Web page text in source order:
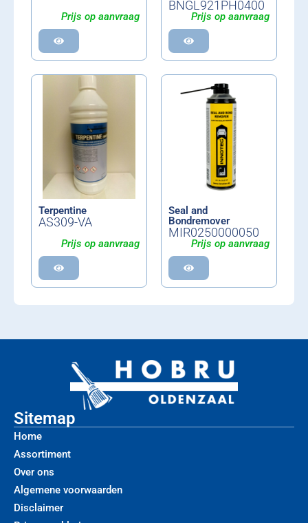
Prijs op aanvraag
BNGL921PH0400
Prijs op aanvraag
Terpentine
AS309-VA
Prijs op aanvraag
Seal and
Bondremover
MIR0250000050
Prijs op aanvraag
Sitemap
Home
Assortiment
Over ons
Algemene voorwaarden
Disclaimer